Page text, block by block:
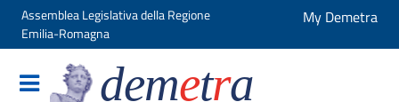
Assemblea Legislativa della Regione
Emilia-Romagna
My Demetra
demetra